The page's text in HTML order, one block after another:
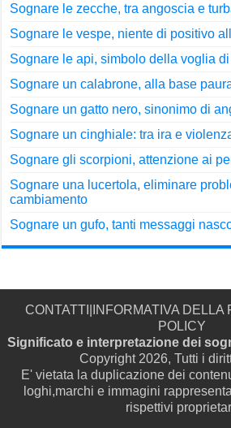
Sognare le zecche, tra angoscia e
Sognare le vespe, niente di positivo
Sognare le api, simbolo della voglia
Sognare un calabrone, alla base
Sognare un gatto nero, sinonimo di
Sognare un cinghiale: tra ira e
Sognare gli scorpioni, attenzione ai
Sognare una lucertola, eliminare
cambiamento
Sognare un gufo, tanti messaggi
CONTATTI INFORMATIVA DELLA
POLICY
Significato e interpretazione dei
Copyright 2026, Tutti i
E' vietata la duplicazione dei
loghi,marchi e immagini
rispettivi